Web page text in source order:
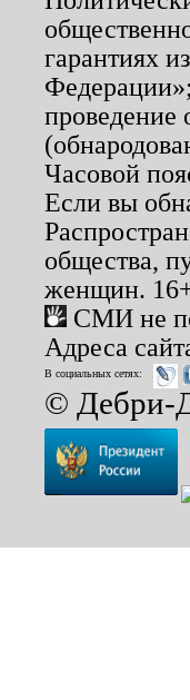
гарантиях
проведение
Часовой
Если вы
общества,
женщин. 16+
СМИ не
Адреса
В социальных сетях:
© Дебри-